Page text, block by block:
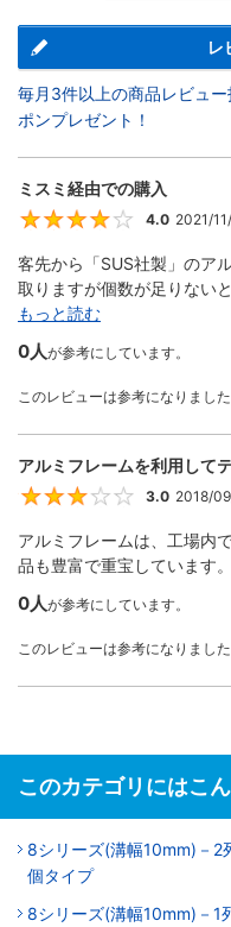
レ
毎月3件以上の商品レビュ
ポンプレゼント！
ミスミ経由での購入
4.0 2021/
客先から「SUS社製」のア
取りますが個数が足りない
もっと読む
0人が参考にしています。
このレビューは参考になりまし
アルミフレームを利用して
3.0 2018/
アルミフレームは、工場内
品も豊富で重宝しています。
0人が参考にしています。
このレビューは参考になりまし
このカテゴリにはこ
8シリーズ(溝幅10mm)－2
個タイプ
8シリーズ(溝幅10mm)－1